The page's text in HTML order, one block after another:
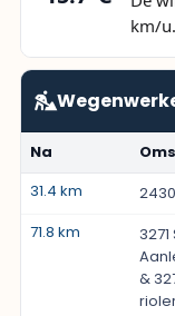
km/u.
Na
31.4 km
71.8 km
&